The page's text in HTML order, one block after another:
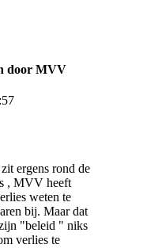
door MVV
ergens rond de
, MVV heeft
weten te
bij. Maar dat
"beleid " niks
verlies te